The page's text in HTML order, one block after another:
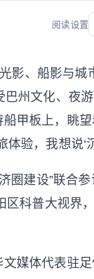
阅读设置
、船影与城
州文化、夜
甲板上，眺
验，我想说‘
建设”联合参
区科普大视界
媒体代表驻足